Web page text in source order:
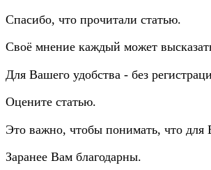
Спасибо, что прочитали статью.
Своё мнение каждый может
Для Вашего удобства - без
Оцените статью.
Это важно, чтобы понимать, что для
Заранее Вам благодарны.